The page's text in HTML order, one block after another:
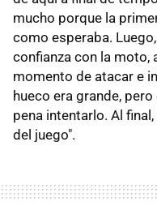
mucho porque la
como esperaba.
confianza con la moto,
momento de atacar e
hueco era grande,
pena intentarlo. Al
del juego".